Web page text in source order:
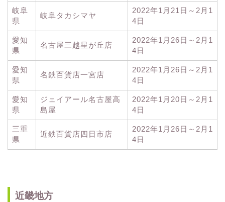
岐阜
県
岐阜タカシマヤ
2022年1月21日～2月1
4日
愛知
県
名古屋三越星が丘店
2022年1月26日～2月1
4日
愛知
県
名鉄百貨店一宮店
2022年1月26日～2月1
4日
愛知
県
ジェイアール名古屋高
島屋
2022年1月20日～2月1
4日
三重
県
近鉄百貨店四日市店
2022年1月26日～2月1
4日
近畿地方